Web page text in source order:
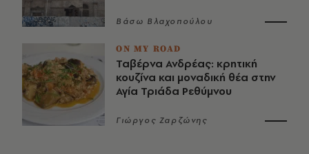
Βάσω Βλαχοπούλου
ON MY ROAD
Ταβέρνα Ανδρέας: κρητική
κουζίνα και μοναδική θέα στην
Αγία Τριάδα Ρεθύμνου
Γιώργος Ζαρζώνης